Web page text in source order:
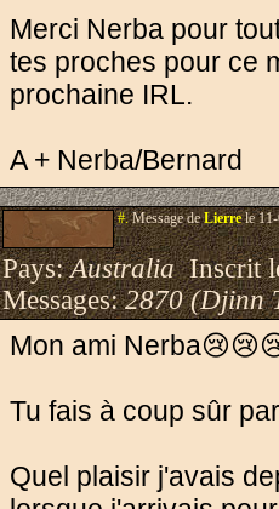
Merci Nerba pour
tes proches pour ce
prochaine IRL.
A + Nerba/Bernard
#.Message deLierrele 11-
Pays:AustraliaInscrit
Messages:2870 (Djinn
Mon ami
Tu fais à coup sûr
Quel plaisir j'avais